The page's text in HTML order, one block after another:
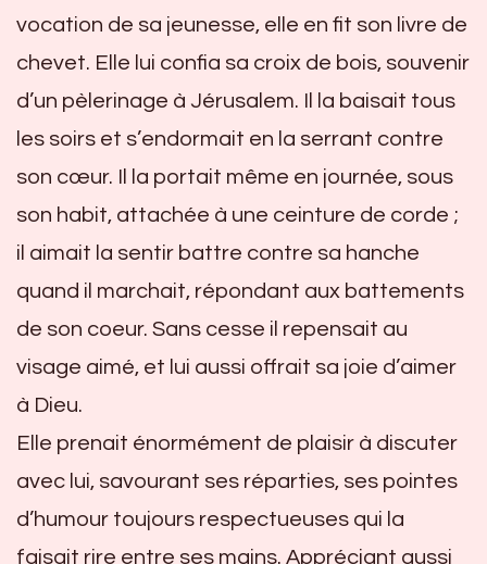
vocation de sa jeunesse, elle en fit son livre de
chevet. Elle lui confia sa croix de bois, souvenir
d’un pèlerinage à Jérusalem. Il la baisait tous
les soirs et s’endormait en la serrant contre
son cœur. Il la portait même en journée, sous
son habit, attachée à une ceinture de corde ;
il aimait la sentir battre contre sa hanche
quand il marchait, répondant aux battements
de son coeur. Sans cesse il repensait au
visage aimé, et lui aussi offrait sa joie d’aimer
à Dieu.
Elle prenait énormément de plaisir à discuter
avec lui, savourant ses réparties, ses pointes
d’humour toujours respectueuses qui la
faisait rire entre ses mains. Appréciant aussi